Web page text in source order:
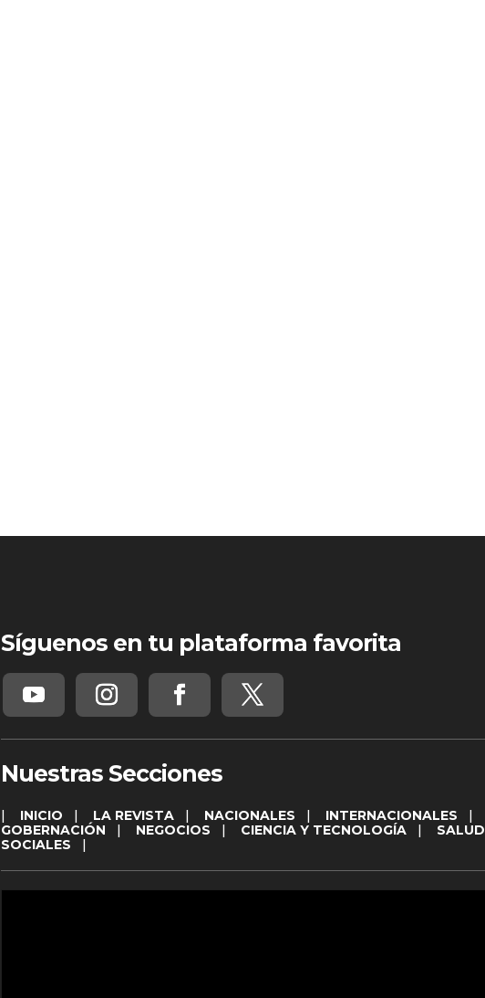
Síguenos en tu plataforma favorita
Nuestras Secciones
INICIO LA REVISTA| NACIONALES INTERNACIONALES
GOBERNACIÓN
NEGOCIOS CIENCIA Y TECNOLOGÍA| SALUD
SOCIALES